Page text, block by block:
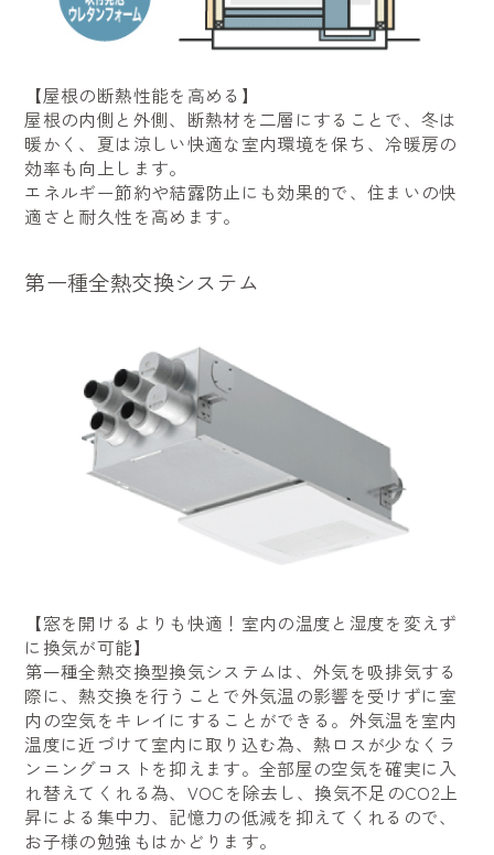
【屋根の断熱性能を高める】
屋根の内側と外側、断熱材を二層にすることで、冬は
暖かく、夏は涼しい快適な室内環境を保ち、冷暖房の
効率も向上します。
エネルギー節約や結露防止にも効果的で、住まいの快
適さと耐久性を高めます。
第一種全熱交換システム
【窓を開けるよりも快適！室内の温度と湿度を変えず
に換気が可能】
第一種全熱交換型換気システムは、外気を吸排気する
際に、熱交換を行うことで外気温の影響を受けずに室
内の空気をキレイにすることができる。外気温を室内
温度に近づけて室内に取り込む為、熱ロスが少なくラ
ンニングコストを抑えます。全部屋の空気を確実に入
れ替えてくれる為、VOCを除去し、換気不足のCO2上
昇による集中力、記憶力の低減を抑えてくれるので、
お子様の勉強もはかどります。